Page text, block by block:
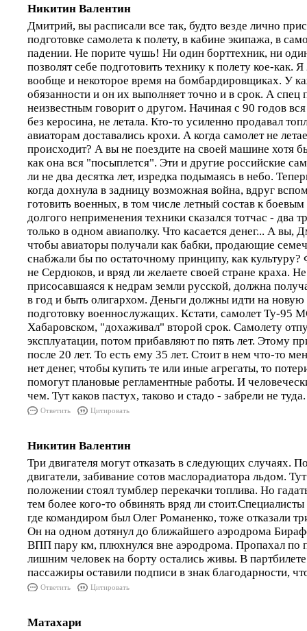
Никитин Валентин
Дмитрий, вы расписали все так, будто везде лично
подготовке самолета к полету, в кабине экипажа, в
падении. Не порите чушь! Ни один борттехник, ни
позволят себе подготовить технику к полету кое-как.
вообще и некоторое время на бомбардировщиках. У
обязанности и он их выполняет точно и в срок. А спец
неизвестным говорит о другом. Начиная с 90 годов
без керосина, не летала. Кто-то усиленно продавал
авиаторам доставались крохи. А когда самолет не
происходит? А вы не поездите на своей машине хотя
как она вся "посыплется". Эти и другие российские
ли не два десятка лет, изредка подымаясь в небо.
когда дохнула в задницу возможная война, вдруг
готовить военных, в том числе летный состав к боевым
долгого неприменения техники сказался тотчас - два
только в одном авиаполку. Что касается денег... А вы,
чтобы авиаторы получали как бабки, продающие
снабжали бы по остаточному принципу, как
не Сердюков, и вряд ли желаете своей стране краха.
присосавшаяся к недрам земли русской, должна
в год и быть олигархом. Деньги должны идти на новую
подготовку военнослужащих. Кстати, самолет Ту-95
Хабаровском, "дохаживал" второй срок. Самолету
эксплуатации, потом прибавляют по пять лет. Этому
после 20 лет. То есть ему 35 лет. Стоит в нем что-то
нет денег, чтобы купить те или иные агрегаты, то
помогут плановые регламентные работы. И
чем. Тут каков пастух, таково и стадо - забрели не туда.
Ответить Цитировать
Никитин Валентин
Три двигателя могут отказать в следующих случаях.
двигатели, забивание сотов маслорадиатора льдом.
положении стоял тумблер перекачки топлива. Но
тем более кого-то обвинять вряд ли
где командиром был Олег Романенко, тоже отказали
Он на одном дотянул до ближайшего аэродрома
ВПП пару км, плюхнулся вне аэродрома. Пропахал по
лишним человек на борту остались живы. В
пассажиры оставили подписи в знак благодарности,
Ответить Цитировать
Матахари